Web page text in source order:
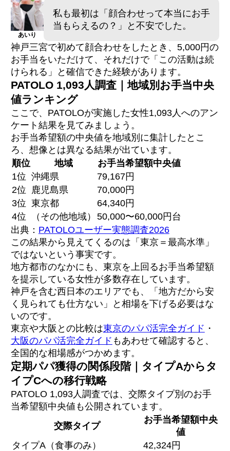
あいり
私も最初は「顔合わせって本当にお手
当もらえるの？」と不安でした。
神戸三宮で初めて顔合わせをしたとき、5,000円の
お手当をいただけて、それだけで「この活動は続
けられる」と確信できた経験があります。
PATOLO 1,093人調査｜地域別お手当中央
値ランキング
ここで、PATOLOが実施した女性1,093人へのアン
ケート結果を見てみましょう。
お手当希望額の中央値を地域別に集計したとこ
ろ、想像とは異なる結果が出ています。
順位
地域
お手当希望額中央値
1位 沖縄県
79,167円
2位
鹿児島県
70,000円
3位 東京都
64,340円
4位
（その他地域）
50,000〜60,000円台
出典： PATOLOユーザー実態調査2026
この結果から見えてくるのは「東京＝最高水準」
ではないという事実です。
地方都市のなかにも、東京を上回るお手当希望額
を提示している女性が多数存在しています。
神戸を含む西日本のエリアでも、「地方だから安
く見られても仕方ない」と相場を下げる必要はな
いのです。
東京や大阪との比較は東京のパパ活完全ガイド ・
大阪のパパ活完全ガイド もあわせて確認すると、
全国的な相場感がつかめます。
定期パパ獲得の関係段階｜タイプAからタ
イプCへの移行戦略
PATOLO 1,093人調査では、交際タイプ別のお手
当希望額中央値も公開されています。
交際タイプ
お手当希望額中央
値
タイプA（食事のみ）
42,324円